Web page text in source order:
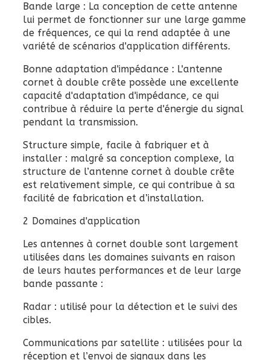
Bande large : La conception de cette antenne
lui permet de fonctionner sur une large gamme
de fréquences, ce qui la rend adaptée à une
variété de scénarios d'application différents.
Bonne adaptation d'impédance : L'antenne
cornet à double crête possède une excellente
capacité d'adaptation d'impédance, ce qui
contribue à réduire la perte d'énergie du signal
pendant la transmission.
Structure simple, facile à fabriquer et à
installer : malgré sa conception complexe, la
structure de l’antenne cornet à double crête
est relativement simple, ce qui contribue à sa
facilité de fabrication et d’installation.
2 Domaines d'application
Les antennes à cornet double sont largement
utilisées dans les domaines suivants en raison
de leurs hautes performances et de leur large
bande passante :
Radar : utilisé pour la détection et le suivi des
cibles.
Communications par satellite : utilisées pour la
réception et l’envoi de signaux dans les